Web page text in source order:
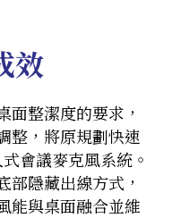
效
面整潔度的要求，
整，將原規劃快速
會議麥克風系統。
部隱藏出線方式，
能與桌面融合並維